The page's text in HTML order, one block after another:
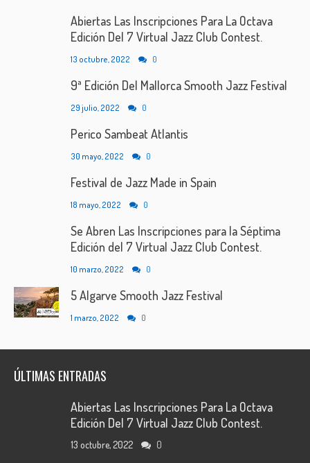
Abiertas Las Inscripciones Para La Octava
Edición Del 7 Virtual Jazz Club Contest.
13 octubre, 2022 0
9ª Edición Del Mallorca Smooth Jazz Festival
29 julio, 2022 0
Perico Sambeat Atlantis
30 mayo, 2022 0
Festival de Jazz Made in Spain
18 mayo, 2022 0
Se Abren Las Inscripciones para la Séptima
Edición del 7 Virtual Jazz Club Contest.
10 marzo, 2022 0
5 Algarve Smooth Jazz Festival
1 marzo, 2022 0
ÚLTIMAS ENTRADAS
Abiertas Las Inscripciones Para La Octava
Edición Del 7 Virtual Jazz Club Contest.
13 octubre, 2022 0